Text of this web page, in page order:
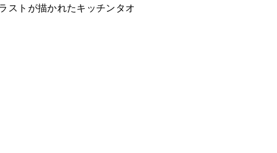
ストが描かれたキッチンタオ